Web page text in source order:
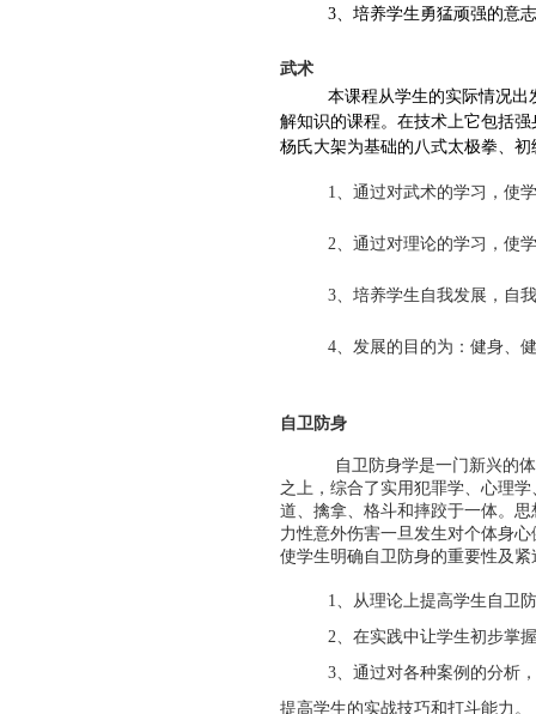
3、培养学生勇猛顽强的意
武术
本课程从学生的实际情况
解知识的课程。在技术上它包括
杨氏大架为基础的八式太极拳、
1、 通过对武术的学习，使
2、 通过对理论的学习，使
3、 培养学生自我发展，自
4、 发展的目的为：健身、
自卫防身
自卫防身学是一门新兴的
之上，综合了实用犯罪学、心理
道、擒拿、格斗和摔跤于一体。
力性意外伤害一旦发生对个体身
使学生明确自卫防身的重要性及
1、从理论上提高学生自卫
2、在实践中让学生初步掌
3、通过对各种案例的分析
提高学生的实战技巧和打斗能力。